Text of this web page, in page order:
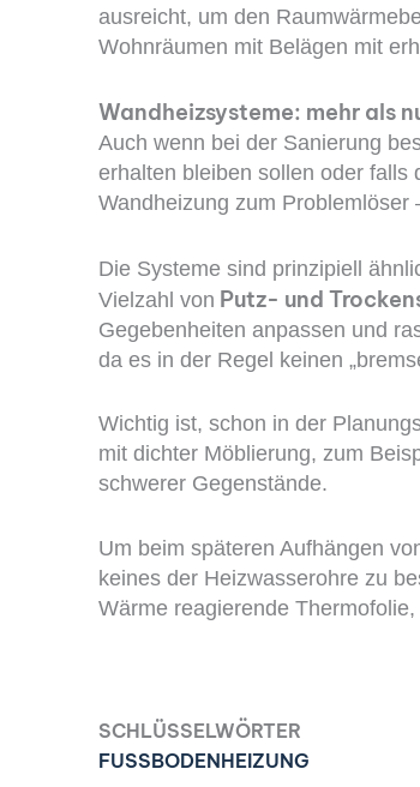
ausreicht, um den
Wohnräumen mit Belägen mit
Wandheizsysteme: mehr als
Auch wenn bei der Sanierung
erhalten bleiben sollen oder falls
Wandheizung zum Problemlöser
Die Systeme sind prinzipiell
Vielzahl von Putz- und
Gegebenheiten anpassen und
da es in der Regel keinen
Wichtig ist, schon in der
mit dichter Möblierung, zum
schwerer Gegenstände.
Um beim späteren Aufhängen
keines der Heizwasserohre zu
Wärme reagierende
SCHLÜSSELWÖRTER
FUSSBODENHEIZUNG